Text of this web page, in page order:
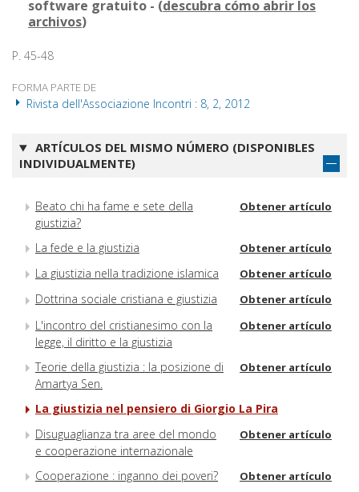
software gratuito - (descubra cómo abrir los
archivos)
P. 45-48
FORMA PARTE DE
Rivista dell'Associazione Incontri : 8, 2, 2012
ARTÍCULOS DEL MISMO NÚMERO (DISPONIBLES
INDIVIDUALMENTE)
Beato chi ha fame e sete della
giustizia?
Obtener artículo
La fede e la giustizia Obtener artículo
La giustizia nella tradizione islamica Obtener artículo
Dottrina sociale cristiana e giustizia Obtener artículo
L'incontro del cristianesimo con la
legge, il diritto e la giustizia
Obtener artículo
Teorie della giustizia : la posizione di
Amartya Sen.
Obtener artículo
La giustizia nel pensiero di Giorgio La Pira
Disuguaglianza tra aree del mondo
e cooperazione internazionale
Obtener artículo
Cooperazione : inganno dei poveri? Obtener artículo